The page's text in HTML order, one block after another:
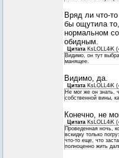
Вряд ли что-
бы ощутила
нормальном
обидным.
Цитата KsLOLL4iK (
Видимо, он тут
манящее.
Видимо, да.
Цитата KsLOLL4iK (
Не мог же он знать,
собственной вины,
Конечно, не
Цитата KsLOLL4iK (
Проведенная ночь,
вскидку только
что-то еще, что
полноценно жить